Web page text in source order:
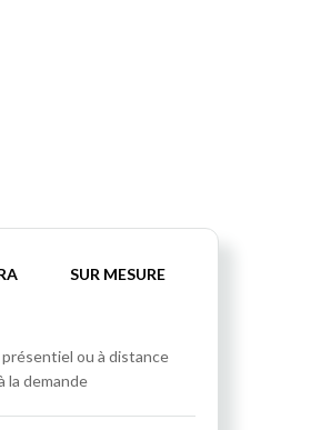
SUR MESURE
ou à distance
la demande